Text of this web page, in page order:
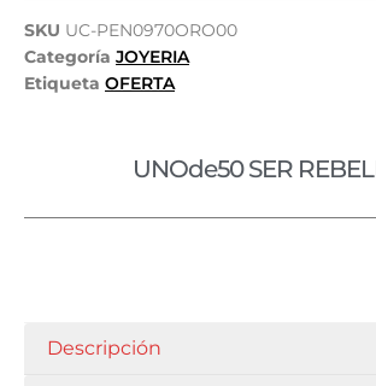
SKU UC-PEN0970ORO00
Categoría JOYERIA
Etiqueta OFERTA
UNOde50 SER
Descripción